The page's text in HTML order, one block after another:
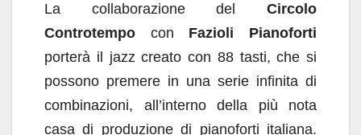
La collaborazione del Circolo
Controtempo con Fazioli Pianoforti
porterà il jazz creato con 88 tasti, che si
possono premere in una serie infinita di
combinazioni, all’interno della più nota
casa di produzione di pianoforti italiana.